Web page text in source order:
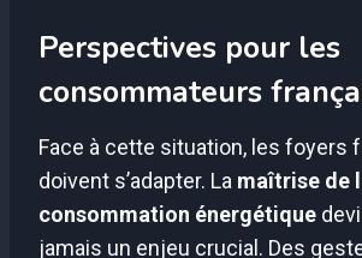
Perspectives pour les
consommateurs
Face à cette situation, les foyers
doivent s’adapter. La maîtrise de
consommation énergétique
jamais un enjeu crucial. Des